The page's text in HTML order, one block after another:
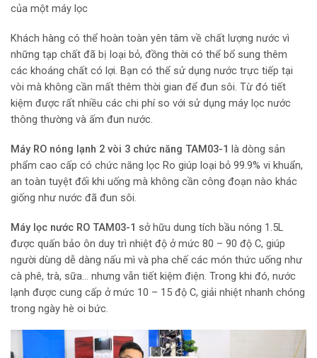
của một máy lọc
Khách hàng có thể hoàn toàn yên tâm về chất lượng nước vì
những tạp chất đã bị loại bỏ, đồng thời có thể bổ sung thêm
các khoáng chất có lợi. Bạn có thể sử dụng nước trực tiếp tại
vòi mà không cần mất thêm thời gian để đun sôi. Từ đó tiết
kiệm được rất nhiều các chi phí so với sử dụng máy lọc nước
thông thường và ấm đun nước.
Máy RO nóng lạnh 2 vòi 3 chức năng TAM03-1 là dòng sản
phẩm cao cấp có chức năng lọc Ro giúp loại bỏ 99.9% vi khuẩn,
an toàn tuyệt đối khi uống mà không cần công đoạn nào khác
giống như nước đã đun sôi.
Máy lọc nước RO TAM03-1 sở hữu dung tích bầu nóng 1.5L
được quấn bảo ôn duy trì nhiệt độ ở mức 80 – 90 độ C, giúp
người dùng dễ dàng nấu mì và pha chế các món thức uống như
cà phê, trà, sữa… nhưng vẫn tiết kiệm điện. Trong khi đó, nước
lạnh được cung cấp ở mức 10 – 15 độ C, giải nhiệt nhanh chóng
trong ngày hè oi bức.